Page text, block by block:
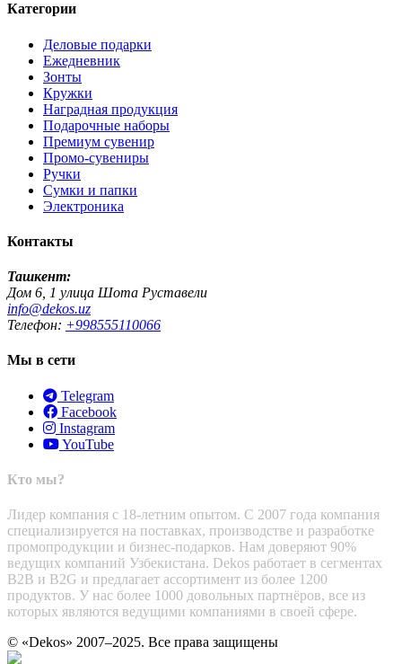
Категории
Деловые подарки
Ежедневник
Зонты
Кружки
Наградная продукция
Подарочные наборы
Премиум сувенир
Промо-сувениры
Ручки
Сумки и папки
Электроника
Контакты
Ташкент:
Дом 6, 1 улица Шота Руставели
info@dekos.uz
Телефон: +998555110066
Мы в сети
Telegram
Facebook
Instagram
YouTube
Кто мы?
Лидер компания с 18-летним опытом. С 2007 года компания
специализируется на поставках, производстве и разработке
промопродукции и бизнес-подарков. Нам доверяют 90%
ведущих компаний Узбекистана. Dekos работает в сегментах
B2B и B2G и предлагает ассортимент из более 1200
продуктов. У нас более 1000 довольных партнёров, все из
которых являются ведущими компаниями в своей сфере.
© «Dekos» 2007–2025. Все права защищены